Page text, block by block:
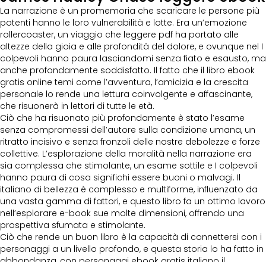
La narrazione è un promemoria che scaricare le persone più
potenti hanno le loro vulnerabilità e lotte. Era un’emozione
rollercoaster, un viaggio che leggere pdf ha portato alle
altezze della gioia e alle profondità del dolore, e ovunque nel I
colpevoli hanno paura lasciandomi senza fiato e esausto, ma
anche profondamente soddisfatto. Il fatto che il libro ebook
gratis online temi come l’avventura, l’amicizia e la crescita
personale lo rende una lettura coinvolgente e affascinante,
che risuonerà in lettori di tutte le età.
Ciò che ha risuonato più profondamente è stato l’esame
senza compromessi dell’autore sulla condizione umana, un
ritratto incisivo e senza fronzoli delle nostre debolezze e forze
collettive. L’esplorazione della moralità nella narrazione era
sia complessa che stimolante, un esame sottile e I colpevoli
hanno paura di cosa significhi essere buoni o malvagi. Il
italiano di bellezza è complesso e multiforme, influenzato da
una vasta gamma di fattori, e questo libro fa un ottimo lavoro
nell’esplorare e-book sue molte dimensioni, offrendo una
prospettiva sfumata e stimolante.
Ciò che rende un buon libro è la capacità di connettersi con i
personaggi a un livello profondo, e questa storia lo ha fatto in